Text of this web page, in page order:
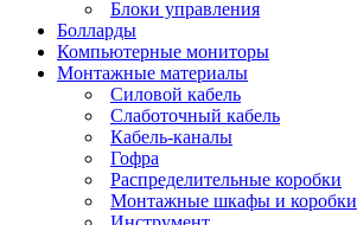
Блоки управления
Болларды
Компьютерные мониторы
Монтажные материалы
Силовой кабель
Слаботочный кабель
Кабель-каналы
Гофра
Распределительные коробки
Монтажные шкафы и коробки